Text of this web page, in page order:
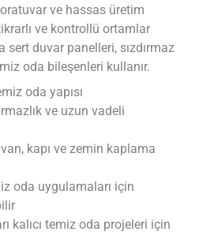
ve hassas üretim
ve kontrollü ortamlar
sert duvar panelleri, sızdırmaz
oda bileşenleri kullanır.
oda yapısı
ve uzun vadeli
kapı ve zemin kaplama
oda uygulamaları için
kalıcı temiz oda projeleri için